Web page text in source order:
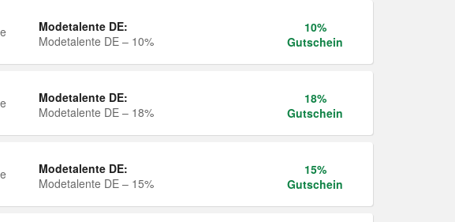
Modetalente DE:
Modetalente DE – 10%
10%
Gutschein
Modetalente DE:
Modetalente DE – 18%
18%
Gutschein
Modetalente DE:
Modetalente DE – 15%
15%
Gutschein